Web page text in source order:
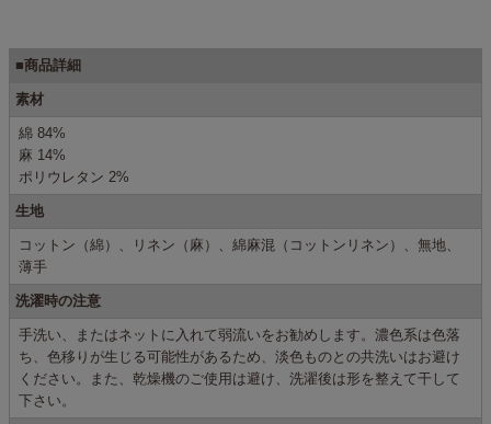
■商品詳細
素材
綿 84%
麻 14%
ポリウレタン 2%
生地
コットン（綿）、リネン（麻）、綿麻混（コットンリネン）、無地、
薄手
洗濯時の注意
手洗い、またはネットに入れて弱流いをお勧めします。濃色系は色落
ち、色移りが生じる可能性があるため、淡色ものとの共洗いはお避け
ください。また、乾燥機のご使用は避け、洗濯後は形を整えて干して
下さい。